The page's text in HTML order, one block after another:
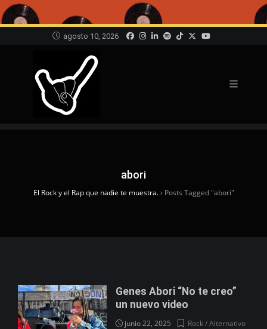
agosto 10, 2026
abori
El Rock y el Rap que nadie te muestra.› Posts Tagged "abori"
Genes Abori “No te creo”
un nuevo video
junio 22, 2025
Rock / Alternativo